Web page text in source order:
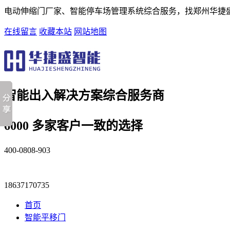
电动伸缩门厂家、智能停车场管理系统综合服务，找郑州华捷
在线留言 收藏本站 网站地图
智能出入解决方案综合服务商
6000 多家客户一致的选择
400-0808-903
18637170735
首页
智能平移门